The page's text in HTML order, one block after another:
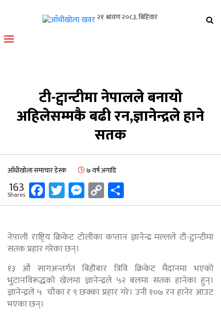
आँधीखोला खवर
मोफसलकै लोकप्रिय अनलाइन पत्रिका
टी-ट्वान्टीमा नेपालले बनायो
अहिलेसम्मकै बढी रन,ज्ञानेन्द्रले हाने
सतक
आँधीखोला समाचार डेस्क ७ वर्ष अगाडि
163
Shares Facebook
Twitter
Messenger
Copy
Link
नेपाली राष्ट्रिय क्रिकेट टोलीका कप्तान ज्ञानेन्द्र मल्लले टी-ट्वान्टीमा
सतक प्रहार गरेका छन्।
१३ औं सागअन्तर्गत बिहीबार त्रिवि क्रिकेट मैदानमा भएको
भुटानविरूद्धको खेलमा ज्ञानेन्द्रले ५२ बलमा सतक हानेका हुन्।
ज्ञानेन्द्रले ५ चौका र ९ छक्का प्रहार गरे। उनी १०७ रन हानेर आउट
भएका छन्।